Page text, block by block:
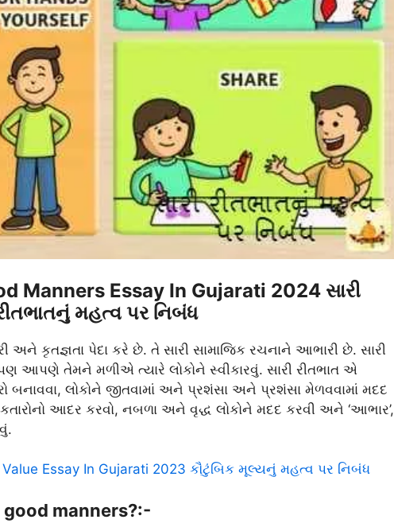
Manners Essay In Gujarati 2024 સારી
મહત્વ પર નિબંધ
અને કૃતજ્ઞતા પેદા કરે છે. તે સારી સામાજિક રચનાને આભારી છે. સારી
આપણે તેમને મળીએ ત્યારે લોકોને સ્વીકારવું. સારી રીતભાત એ
બનાવવા, લોકોને જીતવામાં અને પ્રશંસા અને પ્રશંસા મેળવવામાં મદદ
આદર કરવો, નબળા અને વૃદ્ધ લોકોને મદદ કરવી અને ‘આભાર’,
Essay In Gujarati 2023 કૌટુંબિક મૂલ્યનું મહત્વ પર નિબંધ
good manners?:-